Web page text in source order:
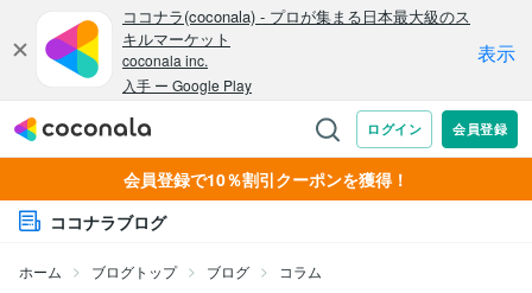
会員登録で10％割引クーポンを獲得！
ココナラブログ
ホーム ブログトップ ブログ コラム